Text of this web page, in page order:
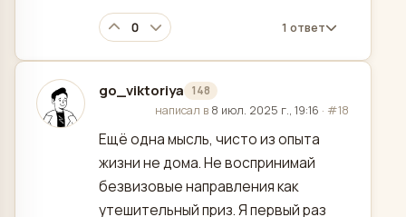
0 1 ответ
go_viktoriya 148
отредактировано
написал в 8 июл. 2025 г., 19:16 · #18
Ещё одна мысль, чисто из опыта
жизни не дома. Не воспринимай
безвизовые направления как
утешительный приз. Я первый раз